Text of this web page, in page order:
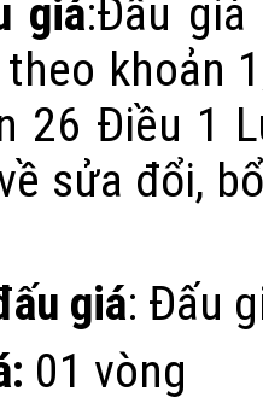
giá:Đấu giá
khoản
26 Điều 1
sửa đổi,
giá: Đấu
: 01 vòng